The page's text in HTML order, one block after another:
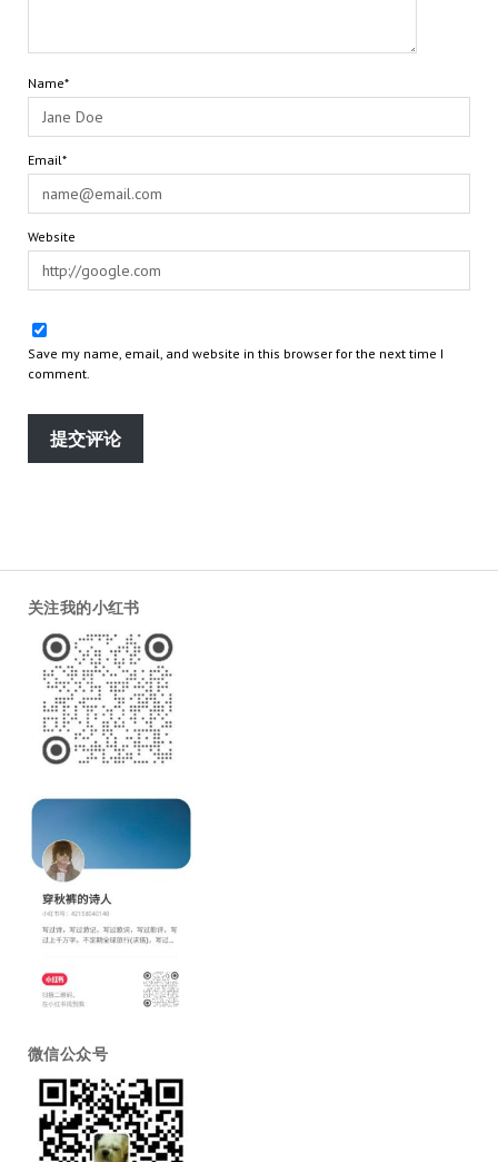
Name*
Email*
Website
Save my name, email, and website in this browser for the next time I
comment.
关注我的小红书
微信公众号